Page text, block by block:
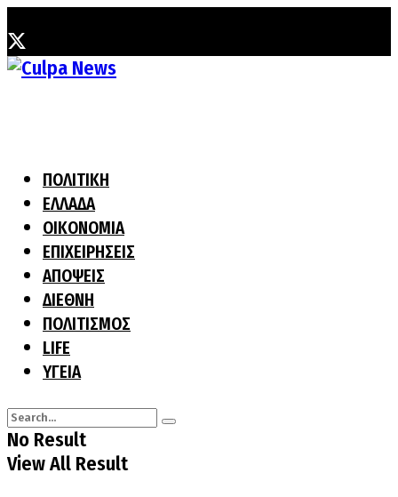
ΠΟΛΙΤΙΚΗ
ΕΛΛΑΔΑ
ΟΙΚΟΝΟΜΙΑ
ΕΠΙΧΕΙΡΗΣΕΙΣ
ΑΠΟΨΕΙΣ
ΔΙΕΘΝΗ
ΠΟΛΙΤΙΣΜΟΣ
LIFE
ΥΓΕΙΑ
No Result
View All Result